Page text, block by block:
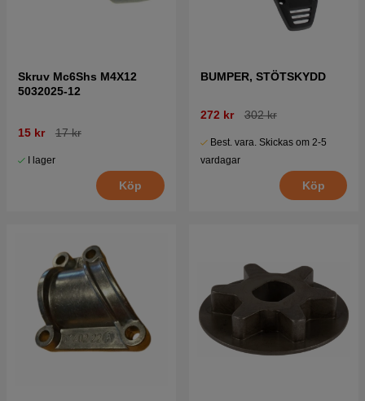
Skruv Mc6Shs M4X12
5032025-12
15 kr 17 kr
I lager
Köp
BUMPER, STÖTSKYDD
272 kr 302 kr
Best. vara. Skickas om 2-5
vardagar
Köp